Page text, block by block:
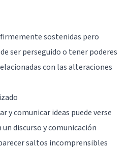
sostenidas pero
ser perseguido o tener poderes
con las alteraciones
y comunicar ideas puede verse
discurso y comunicación
saltos incomprensibles